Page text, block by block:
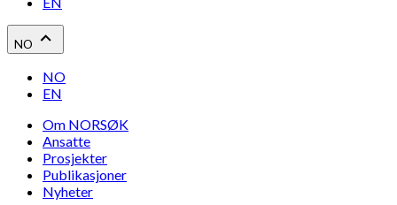
NO
NO
EN
Om NORSØK
Ansatte
Prosjekter
Publikasjoner
Nyheter